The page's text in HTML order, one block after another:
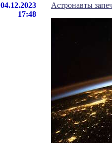
04.12.2023
17:48
Астронавты